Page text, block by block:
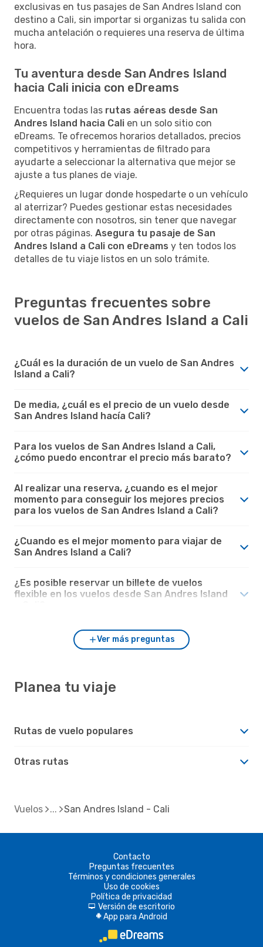
exclusivas en tus pasajes de San Andres Island con
destino a Cali, sin importar si organizas tu salida con
mucha antelación o requieres una reserva de última
hora.
Tu aventura desde San Andres Island
hacia Cali inicia con eDreams
Encuentra todas las rutas aéreas desde San
Andres Island hacia Cali en un solo sitio con
eDreams. Te ofrecemos horarios detallados, precios
competitivos y herramientas de filtrado para
ayudarte a seleccionar la alternativa que mejor se
ajuste a tus planes de viaje.
¿Requieres un lugar donde hospedarte o un vehículo
al aterrizar? Puedes gestionar estas necesidades
directamente con nosotros, sin tener que navegar
por otras páginas. Asegura tu pasaje de San
Andres Island a Cali con eDreams y ten todos los
detalles de tu viaje listos en un solo trámite.
Preguntas frecuentes sobre
vuelos de San Andres Island a Cali
¿Cuál es la duración de un vuelo de San Andres
Island a Cali?
De media, ¿cuál es el precio de un vuelo desde
San Andres Island hacía Cali?
Para los vuelos de San Andres Island a Cali,
¿cómo puedo encontrar el precio más barato?
Al realizar una reserva, ¿cuando es el mejor
momento para conseguir los mejores precios
para los vuelos de San Andres Island a Cali?
¿Cuando es el mejor momento para viajar de
San Andres Island a Cali?
¿Es posible reservar un billete de vuelos
flexible en los vuelos desde San Andres Island
Ver más preguntas
Planea tu viaje
Rutas de vuelo populares
Otras rutas
Vuelos San Andres Island - Cali
Contacto
Preguntas frecuentes
Términos y condiciones generales
Uso de cookies
Política de privacidad
d Versión de escritorio
A App para Android